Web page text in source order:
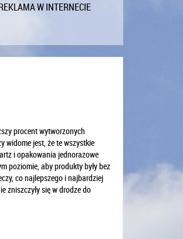
W INTERNECIE
procent wytworzonych
widome jest, że te wszystkie
i opakowania jednorazowe
poziomie, aby produkty były bez
co najlepszego i najbardziej
zniszczyły się w drodze do